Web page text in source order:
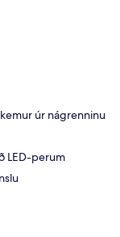
úr nágrenninu
LED-perum